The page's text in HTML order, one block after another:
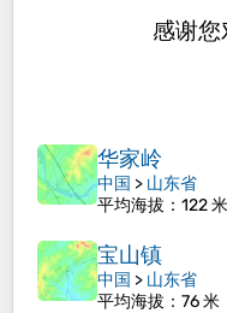
感谢
华家岭
中国 > 山东省
平均海拔 ：122 米
宝山镇
中国 > 山东省
平均海拔 ：76 米